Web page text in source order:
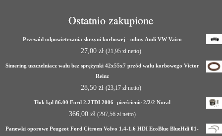
Ostatnio zakupione
Przewód odpowietrzania skrzyni korbowej - odmy Audi VW Vaico
27,00 zł (21,95 zł netto)
Simering uszczelniacz wału bez sprężynki 42x55x7 przód wału korbowego Victor
Reinz
28,50 zł (23,17 zł netto)
Tłok kpl 86.00 Ford 2.2TDI 2006- pierścienie 2/2/2 Nural
366,00 zł (297,56 złnetto)
Panewki oporowe Peugeot Ford Citroen Volvo 1.4-1.6 HDI EcoBlue BlueHdi 01-